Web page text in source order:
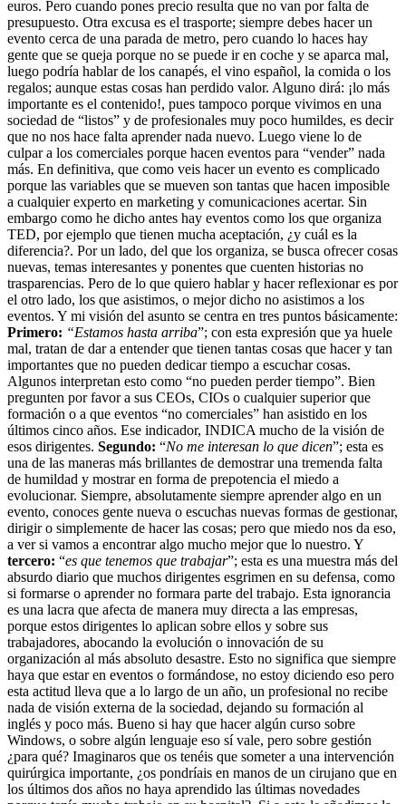
euros. Pero cuando pones precio resulta que no van por falta de
presupuesto. Otra excusa es el trasporte; siempre debes hacer un
evento cerca de una parada de metro, pero cuando lo haces hay
gente que se queja porque no se puede ir en coche y se aparca mal,
luego podría hablar de los canapés, el vino español, la comida o los
regalos; aunque estas cosas han perdido valor. Alguno dirá: ¡lo más
importante es el contenido!, pues tampoco porque vivimos en una
sociedad de “listos” y de profesionales muy poco humildes, es decir
que no nos hace falta aprender nada nuevo. Luego viene lo de
culpar a los comerciales porque hacen eventos para “vender” nada
más. En definitiva, que como veis hacer un evento es complicado
porque las variables que se mueven son tantas que hacen imposible
a cualquier experto en marketing y comunicaciones acertar. Sin
embargo como he dicho antes hay eventos como los que organiza
TED, por ejemplo que tienen mucha aceptación, ¿y cuál es la
diferencia?. Por un lado, del que los organiza, se busca ofrecer cosas
nuevas, temas interesantes y ponentes que cuenten historias no
trasparencias. Pero de lo que quiero hablar y hacer reflexionar es por
el otro lado, los que asistimos, o mejor dicho no asistimos a los
eventos. Y mi visión del asunto se centra en tres puntos básicamente:
Primero: “Estamos hasta arriba”; con esta expresión que ya huele
mal, tratan de dar a entender que tienen tantas cosas que hacer y tan
importantes que no pueden dedicar tiempo a escuchar cosas.
Algunos interpretan esto como “no pueden perder tiempo”. Bien
pregunten por favor a sus CEOs, CIOs o cualquier superior que
formación o a que eventos “no comerciales” han asistido en los
últimos cinco años. Ese indicador, INDICA mucho de la visión de
esos dirigentes. Segundo: “No me interesan lo que dicen”; esta es
una de las maneras más brillantes de demostrar una tremenda falta
de humildad y mostrar en forma de prepotencia el miedo a
evolucionar. Siempre, absolutamente siempre aprender algo en un
evento, conoces gente nueva o escuchas nuevas formas de gestionar,
dirigir o simplemente de hacer las cosas; pero que miedo nos da eso,
a ver si vamos a encontrar algo mucho mejor que lo nuestro. Y
tercero: “es que tenemos que trabajar”; esta es una muestra más del
absurdo diario que muchos dirigentes esgrimen en su defensa, como
si formarse o aprender no formara parte del trabajo. Esta ignorancia
es una lacra que afecta de manera muy directa a las empresas,
porque estos dirigentes lo aplican sobre ellos y sobre sus
trabajadores, abocando la evolución o innovación de su
organización al más absoluto desastre. Esto no significa que siempre
haya que estar en eventos o formándose, no estoy diciendo eso pero
esta actitud lleva que a lo largo de un año, un profesional no recibe
nada de visión externa de la sociedad, dejando su formación al
inglés y poco más. Bueno si hay que hacer algún curso sobre
Windows, o sobre algún lenguaje eso sí vale, pero sobre gestión
¿para qué? Imaginaros que os tenéis que someter a una intervención
quirúrgica importante, ¿os pondríais en manos de un cirujano que en
los últimos dos años no haya aprendido las últimas novedades